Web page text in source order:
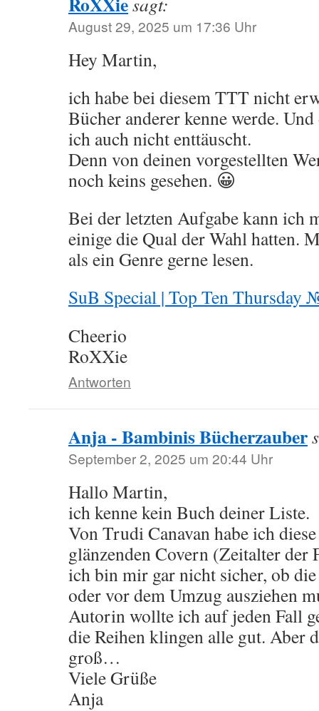
August 29, 2025 um 17:36 Uhr
Hey Martin,
ich habe bei diesem TTT nicht
Bücher anderer kenne werde.
ich auch nicht enttäuscht.
Denn von deinen vorgestellten
noch keins gesehen. 😀
Bei der letzten Aufgabe kann ich
einige die Qual der Wahl hatten.
als ein Genre gerne lesen.
SuB Special | Top Ten Thursday
Cheerio
RoXXie
Antworten
Anja - Bambinis Bücherzauber
September 2, 2025 um 20:44 Uhr
Hallo Martin,
ich kenne kein Buch deiner Liste.
Von Trudi Canavan habe ich
glänzenden Covern (Zeitalter der
ich bin mir gar nicht sicher, ob
oder vor dem Umzug ausziehen
Autorin wollte ich auf jeden Fall
die Reihen klingen alle gut. Aber
groß…
Viele Grüße
Anja